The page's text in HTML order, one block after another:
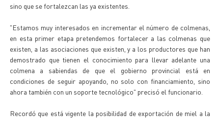
sino que se fortalezcan las ya existentes.
"Estamos muy interesados en incrementar el número de colmenas,
en esta primer etapa pretendemos fortalecer a las colmenas que
existen, a las asociaciones que existen, y a los productores que han
demostrado que tienen el conocimiento para llevar adelante una
colmena a sabiendas de que el gobierno provincial está en
condiciones de seguir apoyando, no solo con financiamiento, sino
ahora también con un soporte tecnológico" precisó el funcionario.
Recordó que está vigente la posibilidad de exportación de miel a la